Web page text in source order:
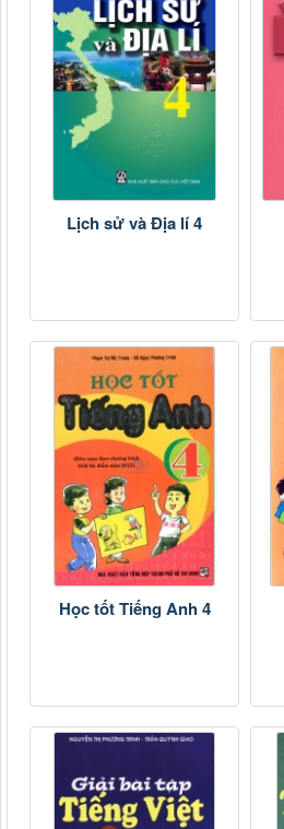
Lịch sử và Địa lí 4
Học tốt Tiếng Anh 4